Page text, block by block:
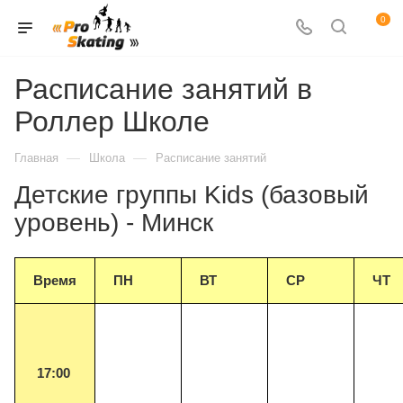
0
Расписание занятий в
Роллер Школе
Главная — Школа — Расписание занятий
Детские группы Kids (базовый
уровень) - Минск
Время ПН ВТ СР ЧТ
17:00